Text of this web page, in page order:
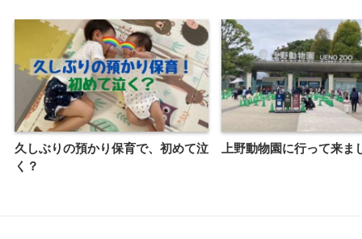
久しぶりの預かり保育で、初めて泣
く？
上野動物園に行って来ま